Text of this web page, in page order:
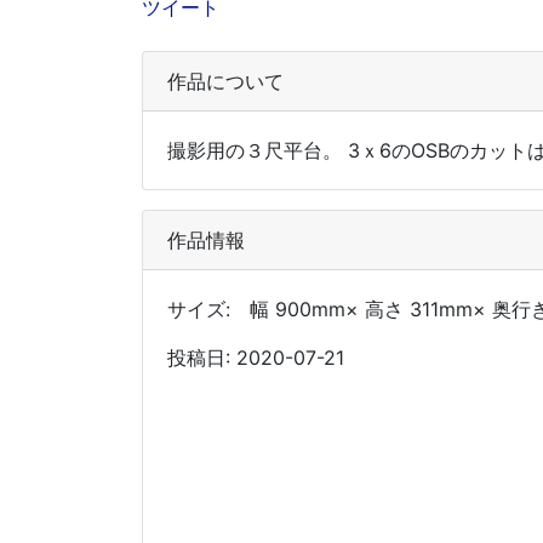
ツイート
作品について
撮影用の３尺平台。 3ｘ6のOSBのカット
作品情報
サイズ: 幅 900mm× 高さ 311mm× 奥行
投稿日: 2020-07-21